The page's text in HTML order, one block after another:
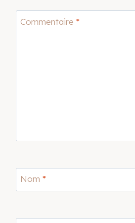
Commentaire *
Nom *